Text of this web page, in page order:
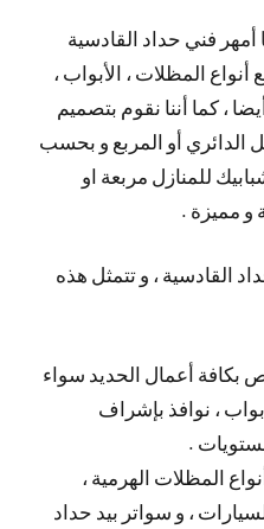
أمهر فني حداد القادسية
المظلات ، الأبواب ،
، كما أننا نقوم بتصميم
الدائري أو المربع و بحسب
للمنازل مربعة او
و مميزة .
القادسية ، و تتمثل هذه
بكافة أعمال الحديد سواء
، نوافذ بإشراف
.
المظلات الهرمية ،
، و سواتر بيد حداد